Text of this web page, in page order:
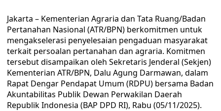
Jakarta – Kementerian Agraria dan Tata Ruang/Badan
Pertanahan Nasional (ATR/BPN) berkomitmen untuk
mengakselerasi penyelesaian pengaduan masyarakat
terkait persoalan pertanahan dan agraria. Komitmen
tersebut disampaikan oleh Sekretaris Jenderal (Sekjen)
Kementerian ATR/BPN, Dalu Agung Darmawan, dalam
Rapat Dengar Pendapat Umum (RDPU) bersama Badan
Akuntabilitas Publik Dewan Perwakilan Daerah
Republik Indonesia (BAP DPD RI), Rabu (05/11/2025).